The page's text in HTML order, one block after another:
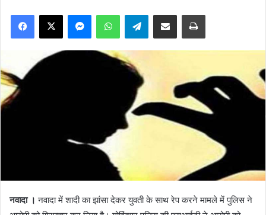
Facebook
X MessengerWhatsAppTelegramShare via Email Print
नवादा ।नवादा में शादी का झांसा देकर युवती के साथ रेप करने मामले में पुलिस ने